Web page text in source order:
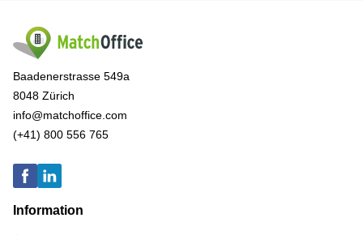
Baadenerstrasse 549a
8048 Zürich
info@matchoffice.com
(+41) 800 556 765
Information